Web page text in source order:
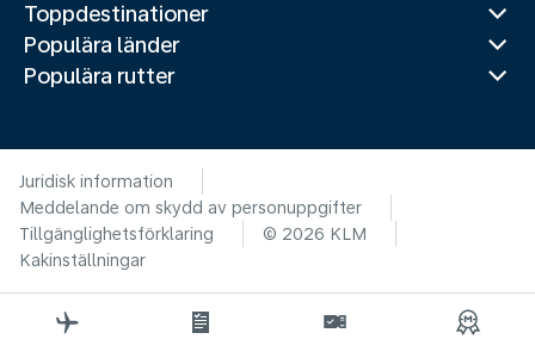
Toppdestinationer
Populära länder
Populära rutter
Juridisk information
Meddelande om skydd av personuppgifter
Tillgänglighetsförklaring
© 2026 KLM
Kakinställningar